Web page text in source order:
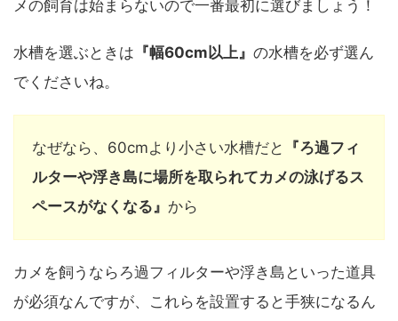
メの飼育は始まらないので一番最初に選びましょう！
水槽を選ぶときは 『幅60cm以上』 の水槽を必ず選ん
でくださいね。
なぜなら、60cmより小さい水槽だと
『ろ過フィ
ルターや浮き島に場所を取られてカメの泳げるス
ペースがなくなる』 から
カメを飼うならろ過フィルターや浮き島といった道具
が必須なんですが、これらを設置すると手狭になるん